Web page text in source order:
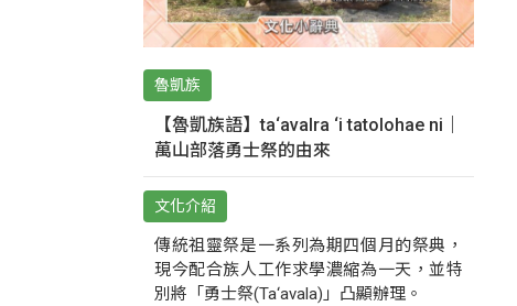
魯凱族
【魯凱族語】ta‘avalra ‘i tatolohae ni｜
萬山部落勇士祭的由來
文化介紹
傳統祖靈祭是一系列為期四個月的祭典，
現今配合族人工作求學濃縮為一天，並特
別將「勇士祭(Ta‘avala)」凸顯辦理。